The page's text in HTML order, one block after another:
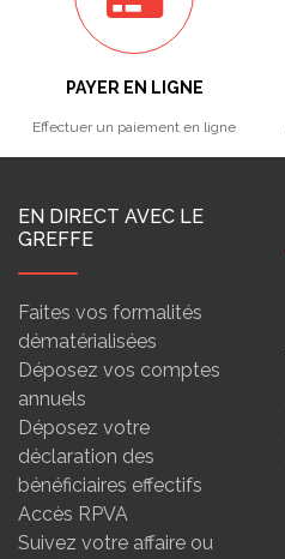
PAYER EN LIGNE
Effectuer un paiement en ligne
EN DIRECT AVEC LE
GREFFE
Faites vos formalités
dématérialisées
Déposez vos comptes
annuels
Déposez votre
déclaration des
bénéficiaires effectifs
Accès RPVA
Suivez votre affaire ou